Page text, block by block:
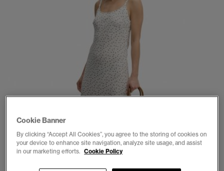
Cookie Banner
By clicking “Accept All Cookies”, you agree to the storing of cookies on
your device to enhance site navigation, analyze site usage, and assist
in our marketing efforts. Cookie Policy